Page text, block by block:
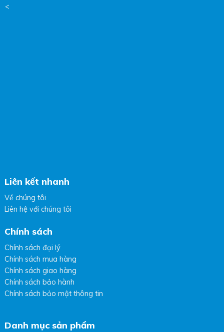
<
Liên kết nhanh
Về chúng tôi
Liên hệ với chúng tôi
Chính sách
Chính sách đại lý
Chính sách mua hàng
Chính sách giao hàng
Chính sách bảo hành
Chính sách bảo mật thông tin
Danh mục sản phẩm